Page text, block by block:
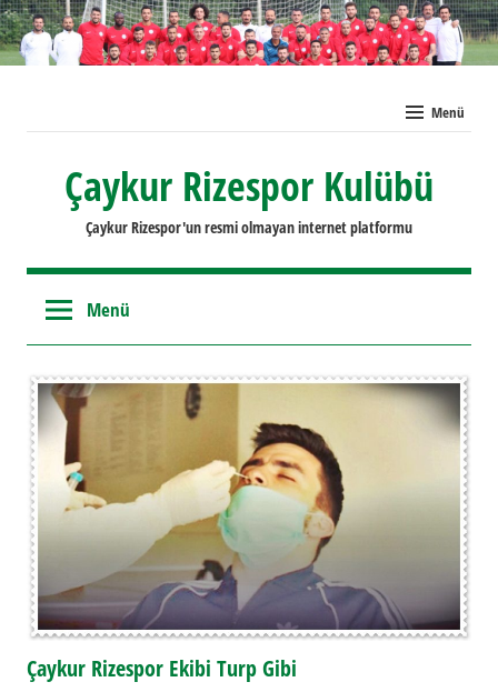
İçeriğe
geç
Menü
Çaykur Rizespor Kulübü
Çaykur Rizespor'un resmi olmayan internet platformu
Menü
Çaykur Rizespor Ekibi Turp Gibi